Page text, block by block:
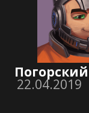
Погорский
22.04.2019